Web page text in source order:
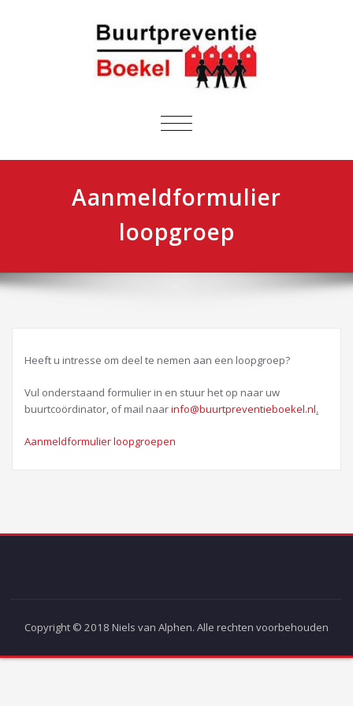
NAVIGATIE
Aanmeldformulier
loopgroep
Heeft u intresse om deel te nemen aan een loopgroep?
Vul onderstaand formulier in en stuur het op naar uw
buurtcoördinator, of mail naarinfo@buurtpreventieboekel.nl.
Aanmeldformulier loopgroepen
Copyright © 2018 Niels van Alphen. Alle rechten voorbehouden